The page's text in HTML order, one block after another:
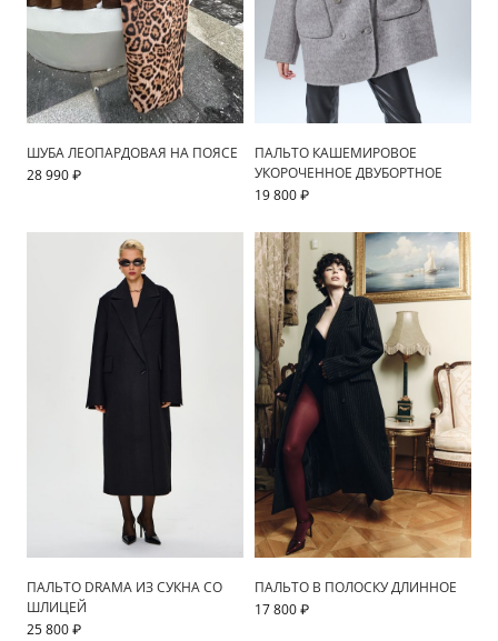
ШУБА ЛЕОПАРДОВАЯ НА ПОЯСЕ
28 990 ₽
ПАЛЬТО КАШЕМИРОВОЕ
УКОРОЧЕННОЕ ДВУБОРТНОЕ
19 800 ₽
ПАЛЬТО DRAMA ИЗ СУКНА СО
ШЛИЦЕЙ
25 800 ₽
ПАЛЬТО В ПОЛОСКУ ДЛИННОЕ
17 800 ₽